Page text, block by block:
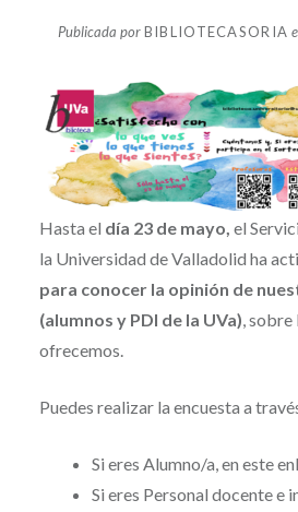
Publicada porBIBLIOTECASORIA
Hasta el día 23 de mayo, el
la Universidad de Valladolid ha
para conocer la opinión de
(alumnos y PDI de la UVa), sobre
ofrecemos.
Puedes realizar la encuesta a
Si eres Alumno/a, en este
Si eres Personal docente e